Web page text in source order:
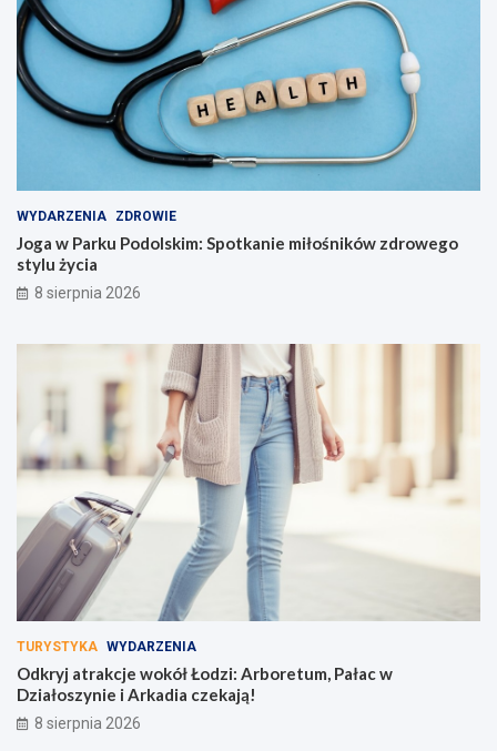
WYDARZENIA ZDROWIE
Joga w Parku Podolskim: Spotkanie miłośników zdrowego
stylu życia
8 sierpnia 2026
TURYSTYKA WYDARZENIA
Odkryj atrakcje wokół Łodzi: Arboretum, Pałac w
Działoszynie i Arkadia czekają!
8 sierpnia 2026